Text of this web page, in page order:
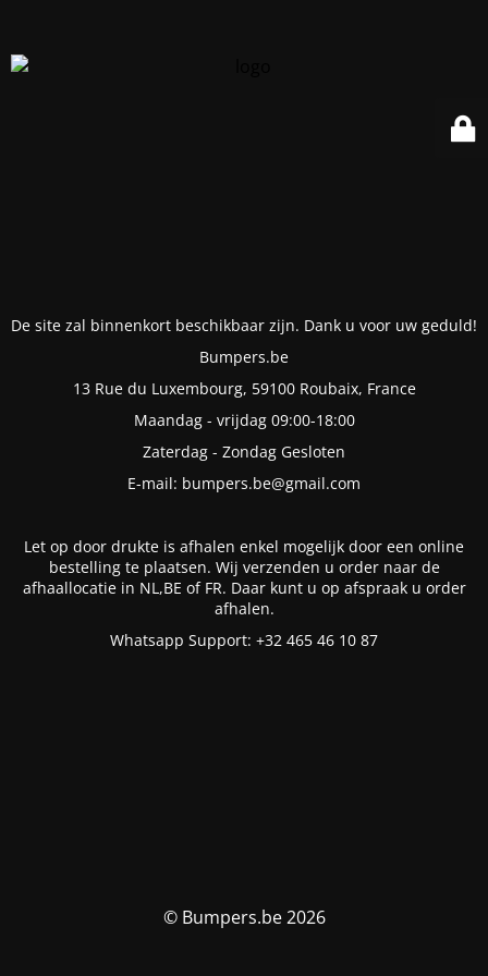
De site zal binnenkort beschikbaar zijn. Dank u voor uw geduld!
Bumpers.be
13 Rue du Luxembourg, 59100 Roubaix, France
Maandag - vrijdag 09:00-18:00
Zaterdag - Zondag Gesloten
E-mail: bumpers.be@gmail.com
Let op door drukte is afhalen enkel mogelijk door een online
bestelling te plaatsen. Wij verzenden u order naar de
afhaallocatie in NL,BE of FR. Daar kunt u op afspraak u order
afhalen.
Whatsapp Support: +32 465 46 10 87
© Bumpers.be 2026